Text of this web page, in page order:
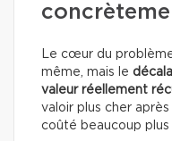
Le cœur du
même, mais le
valeur réellement
valoir plus cher
coûté beaucoup plus